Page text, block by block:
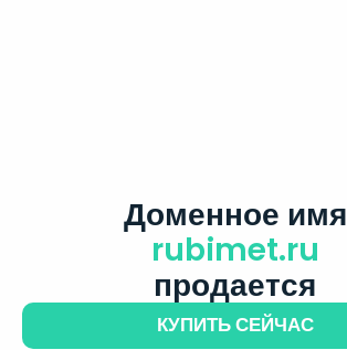
Доменное имя
rubimet.ru
продается
КУПИТЬ СЕЙЧАС